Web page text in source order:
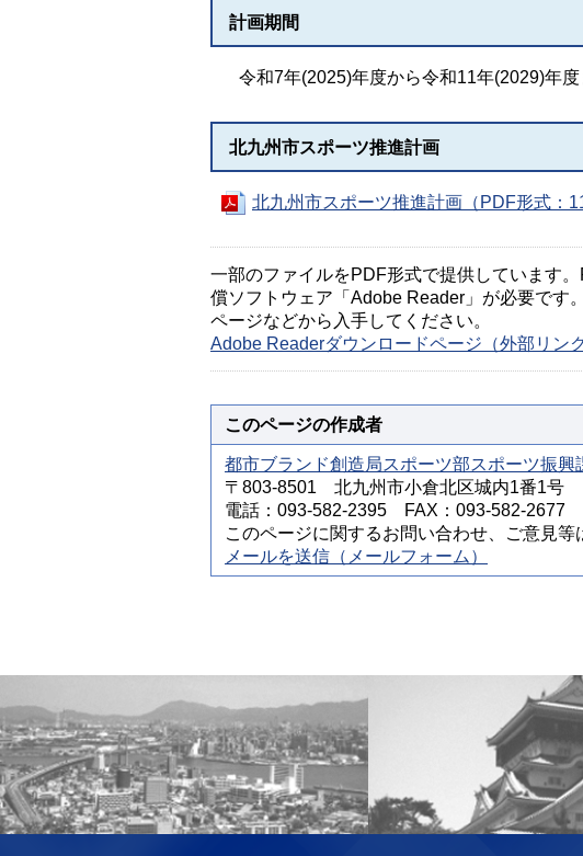
計画期間
令和7年(2025)年度から令和11年(2029)年度
北九州市スポーツ推進計画
北九州市スポーツ推進計画（PDF形式：
一部のファイルをPDF形式で提供しています
償ソフトウェア「Adobe Reader」が必要です
ページなどから入手してください。
Adobe Readerダウンロードページ（外部リンク
このページの作成者
都市ブランド創造局スポーツ部スポーツ振興
〒803-8501 北九州市小倉北区城内1番1号
電話：093-582-2395 FAX：093-582-2677
このページに関するお問い合わせ、ご意見
メールを送信（メールフォーム）